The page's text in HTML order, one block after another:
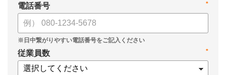
*
電話番号
*
従業員数